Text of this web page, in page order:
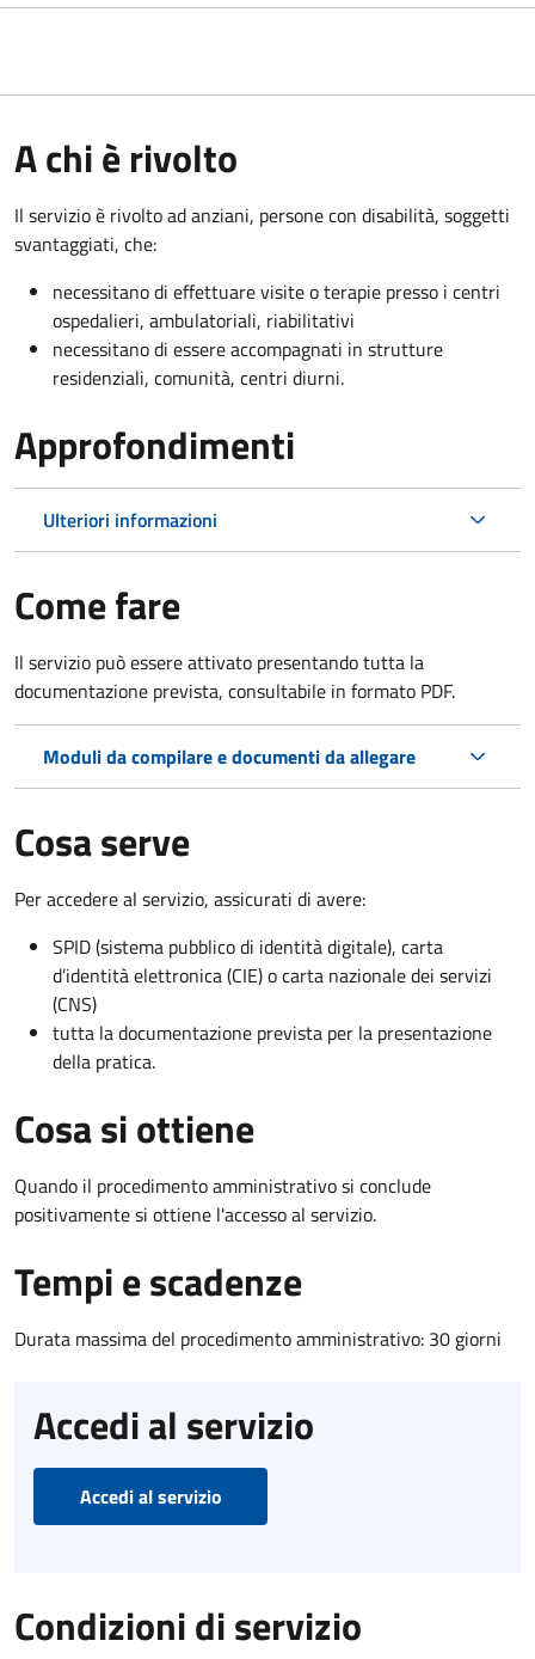
A chi è rivolto
Il servizio è rivolto ad anziani, persone con disabilità, soggetti
svantaggiati, che:
necessitano di effettuare visite o terapie presso i centri
ospedalieri, ambulatoriali, riabilitativi
necessitano di essere accompagnati in strutture
residenziali, comunità, centri diurni.
Approfondimenti
Ulteriori informazioni
Come fare
Il servizio può essere attivato presentando tutta la
documentazione prevista, consultabile in formato PDF.
Moduli da compilare e documenti da allegare
Cosa serve
Per accedere al servizio, assicurati di avere:
SPID (sistema pubblico di identità digitale), carta
d’identità elettronica (CIE) o carta nazionale dei servizi
(CNS)
tutta la documentazione prevista per la presentazione
della pratica.
Cosa si ottiene
Quando il procedimento amministrativo si conclude
positivamente si ottiene l'accesso al servizio.
Tempi e scadenze
Durata massima del procedimento amministrativo: 30 giorni
Accedi al servizio
Accedi al servizio
Condizioni di servizio